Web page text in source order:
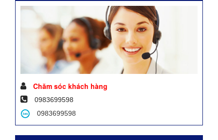
Chăm sóc khách hàng
0983699598
0983699598